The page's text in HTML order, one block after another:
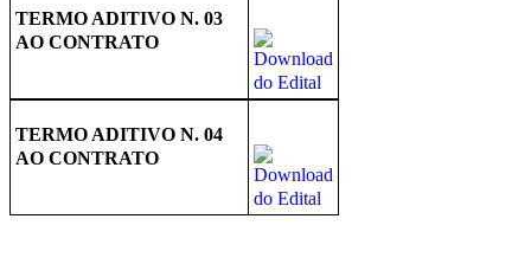
TERMO ADITIVO N. 03
AO CONTRATO
TERMO ADITIVO N. 04
AO CONTRATO